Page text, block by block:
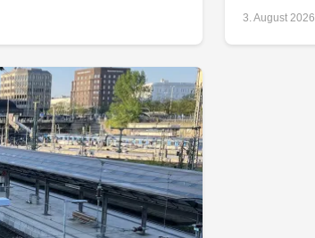
3. August 2026